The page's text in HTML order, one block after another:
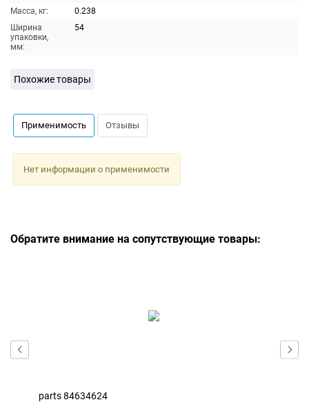
Масса, кг:
0.238
Ширина
упаковки,
мм:
54
Похожие товары
Применимость Отзывы
Нет информации о применимости
Обратите внимание на сопутствующие товары:
parts 84634624